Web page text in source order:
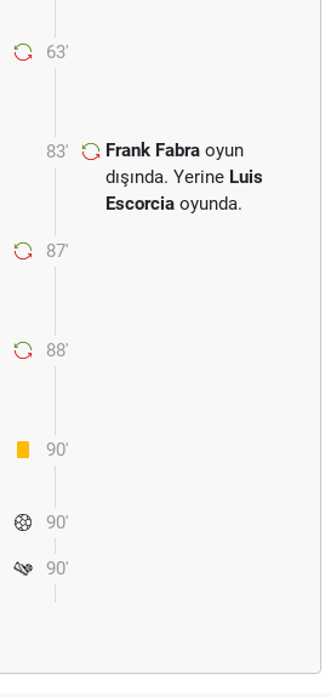
63'
83' Frank Fabra oyun
dışında. Yerine Luis
Escorcia oyunda.
87'
88'
90'
90'
90'